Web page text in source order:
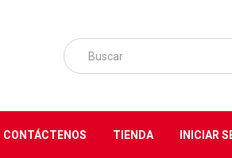
CONTÁCTENOS TIENDA INICIAR